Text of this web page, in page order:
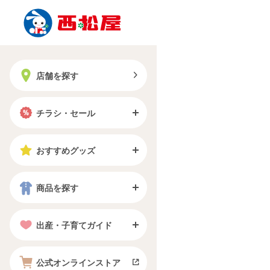
店舗を探す
チラシ・セール
おすすめグッズ
商品を探す
出産・子育てガイド
公式オンラインストア